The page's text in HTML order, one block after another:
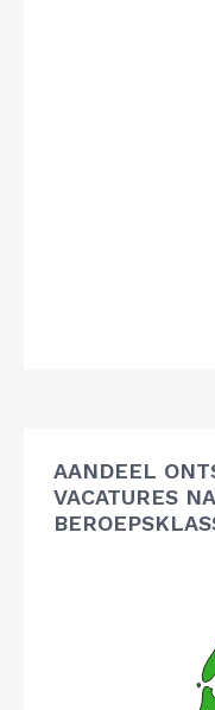
AANDEEL
VACATURES